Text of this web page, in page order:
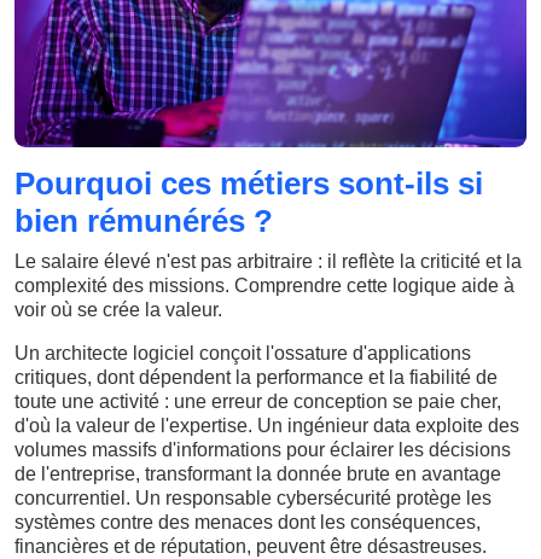
Pourquoi ces métiers sont-ils si
bien rémunérés ?
Le salaire élevé n'est pas arbitraire : il reflète la criticité et la
complexité des missions. Comprendre cette logique aide à
voir où se crée la valeur.
Un architecte logiciel conçoit l'ossature d'applications
critiques, dont dépendent la performance et la fiabilité de
toute une activité : une erreur de conception se paie cher,
d'où la valeur de l'expertise. Un ingénieur data exploite des
volumes massifs d'informations pour éclairer les décisions
de l'entreprise, transformant la donnée brute en avantage
concurrentiel. Un responsable cybersécurité protège les
systèmes contre des menaces dont les conséquences,
financières et de réputation, peuvent être désastreuses.